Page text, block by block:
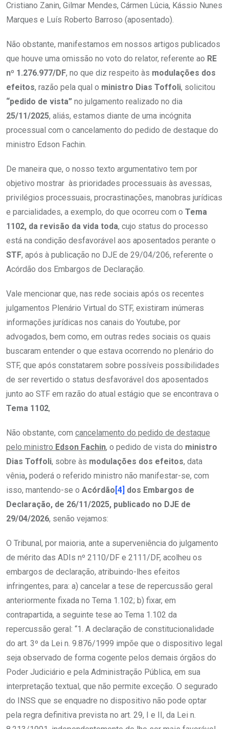
Cristiano Zanin, Gilmar Mendes, Cármen Lúcia, Kássio Nunes
Marques e Luís Roberto Barroso (aposentado).
Não obstante, manifestamos em nossos artigos publicados
que houve uma omissão no voto do relator, referente ao RE
nº 1.276.977/DF, no que diz respeito às modulações dos
efeitos, razão pela qual o ministro Dias Toffoli, solicitou
“pedido de vista” no julgamento realizado no dia
25/11/2025, aliás, estamos diante de uma incógnita
processual com o cancelamento do pedido de destaque do
ministro Edson Fachin.
De maneira que, o nosso texto argumentativo tem por
objetivo mostrar às prioridades processuais às avessas,
privilégios processuais, procrastinações, manobras jurídicas
e parcialidades, a exemplo, do que ocorreu com o Tema
1102, da revisão da vida toda, cujo status do processo
está na condição desfavorável aos aposentados perante o
STF, após à publicação no DJE de 29/04/206, referente o
Acórdão dos Embargos de Declaração.
Vale mencionar que, nas rede sociais após os recentes
julgamentos Plenário Virtual do STF, existiram inúmeras
informações jurídicas nos canais do Youtube, por
advogados, bem como, em outras redes sociais os quais
buscaram entender o que estava ocorrendo no plenário do
STF, que após constatarem sobre possíveis possibilidades
de ser revertido o status desfavorável dos aposentados
junto ao STF em razão do atual estágio que se encontrava o
Tema 1102,
Não obstante, com cancelamento do pedido de destaque
pelo ministro Edson Fachin, o pedido de vista do ministro
Dias Toffoli, sobre às modulações dos efeitos, data
vênia, poderá o referido ministro não manifestar-se, com
isso, mantendo-se o Acórdão [4] dos Embargos de
Declaração, de 26/11/2025, publicado no DJE de
29/04/2026, senão vejamos:
O Tribunal, por maioria, ante a superveniência do julgamento
de mérito das ADIs nº 2110/DF e 2111/DF, acolheu os
embargos de declaração, atribuindo-lhes efeitos
infringentes, para: a) cancelar a tese de repercussão geral
anteriormente fixada no Tema 1.102; b) fixar, em
contrapartida, a seguinte tese ao Tema 1.102 da
repercussão geral: “1. A declaração de constitucionalidade
do art. 3º da Lei n. 9.876/1999 impõe que o dispositivo legal
seja observado de forma cogente pelos demais órgãos do
Poder Judiciário e pela Administração Pública, em sua
interpretação textual, que não permite exceção. O segurado
do INSS que se enquadre no dispositivo não pode optar
pela regra definitiva prevista no art. 29, I e II, da Lei n.